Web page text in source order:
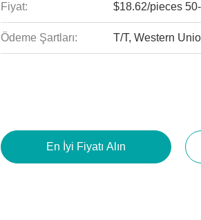
Fiyat: $18.62/pieces
Ödeme Şartları: T/T, Western
En İyi Fiyatı Alın